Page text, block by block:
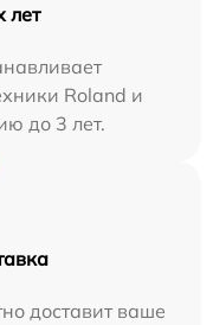
лет
Roland и
до 3 лет.
доставит ваше